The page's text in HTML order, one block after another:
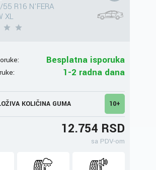
55 R16 N'FERA
XL
Besplatna isporuka
1-2 radna dana
KOLIČINA GUMA 10+
12.754 RSD
sa PDV-om